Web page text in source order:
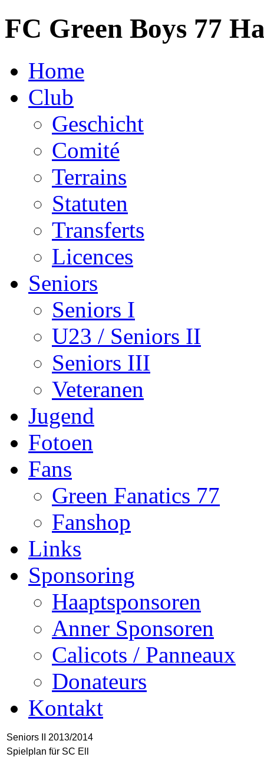
FC Green Boys 77
Home
Club
Geschicht
Comité
Terrains
Statuten
Transferts
Licences
Seniors
Seniors I
U23 / Seniors II
Seniors III
Veteranen
Jugend
Fotoen
Fans
Green Fanatics 77
Fanshop
Links
Sponsoring
Haaptsponsoren
Anner Sponsoren
Calicots / Panneaux
Donateurs
Kontakt
Seniors II 2013/2014
Spielplan für SC Ell